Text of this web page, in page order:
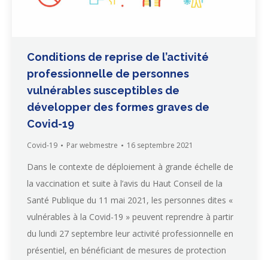
Conditions de reprise de l’activité
professionnelle de personnes
vulnérables susceptibles de
développer des formes graves de
Covid-19
Covid-19 Parwebmestre 16 septembre 2021
Dans le contexte de déploiement à grande échelle de
la vaccination et suite à l’avis du Haut Conseil de la
Santé Publique du 11 mai 2021, les personnes dites «
vulnérables à la Covid-19 » peuvent reprendre à partir
du lundi 27 septembre leur activité professionnelle en
présentiel, en bénéficiant de mesures de protection